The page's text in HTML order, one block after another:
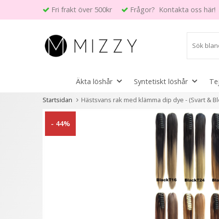
Fri frakt över 500kr Frågor? Kontakta oss här!
Äkta löshår Syntetiskt löshår
Startsidan Hästsvans rak med klämma dip dye - (Svart &
Andra kunder köpte även
- 44%